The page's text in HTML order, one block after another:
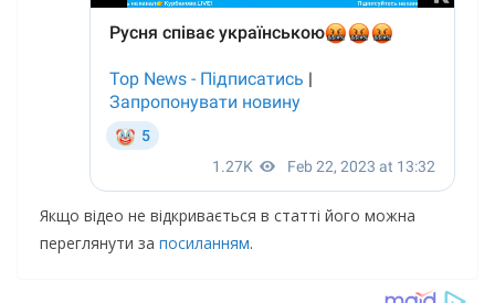
Якщо відео не відкривається в статті його можна
переглянути за посиланням.